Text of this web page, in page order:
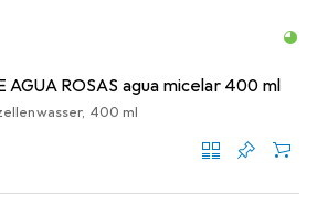
AGUA ROSAS agua micelar 400 ml
400 ml